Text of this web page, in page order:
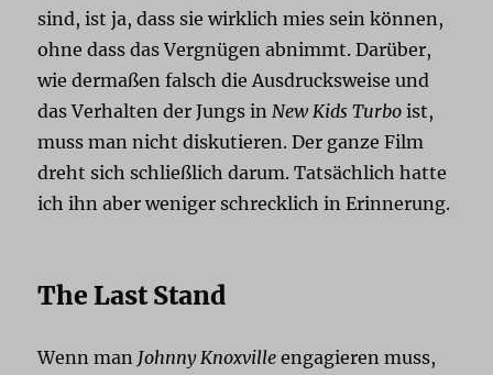
sind, ist ja, dass sie wirklich mies sein können,
ohne dass das Vergnügen abnimmt. Darüber,
wie dermaßen falsch die Ausdrucksweise und
das Verhalten der Jungs in New Kids Turbo ist,
muss man nicht diskutieren. Der ganze Film
dreht sich schließlich darum. Tatsächlich hatte
ich ihn aber weniger schrecklich in Erinnerung.
The Last Stand
Wenn man Johnny Knoxville engagieren muss,